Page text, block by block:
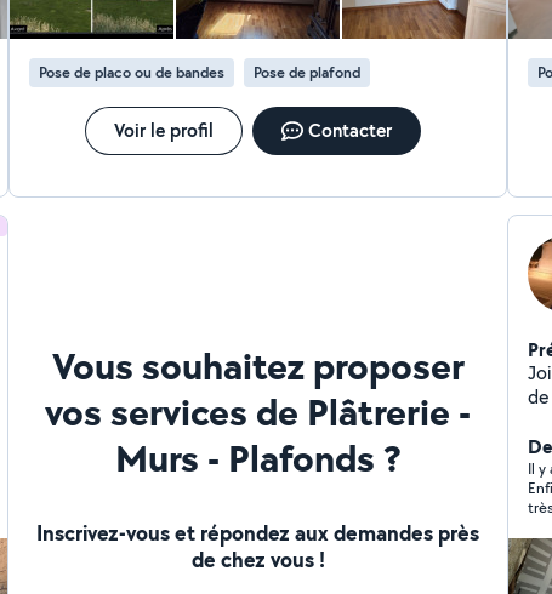
Pose de placo ou de bandes Pose de plafond
Voir le profil Contacter
Vous souhaitez proposer
vos services de Plâtrerie -
Murs - Plafonds ?
Inscrivez-vous et répondez aux demandes près
de chez vous !
Rendu lisse,
Il y